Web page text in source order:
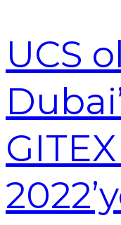
UCS